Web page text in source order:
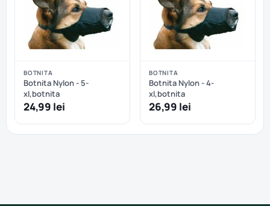
BOTNITA
Botnita Nylon - 5-
xl,botnita
24,99 lei
BOTNITA
Botnita Nylon - 4-
xl,botnita
26,99 lei